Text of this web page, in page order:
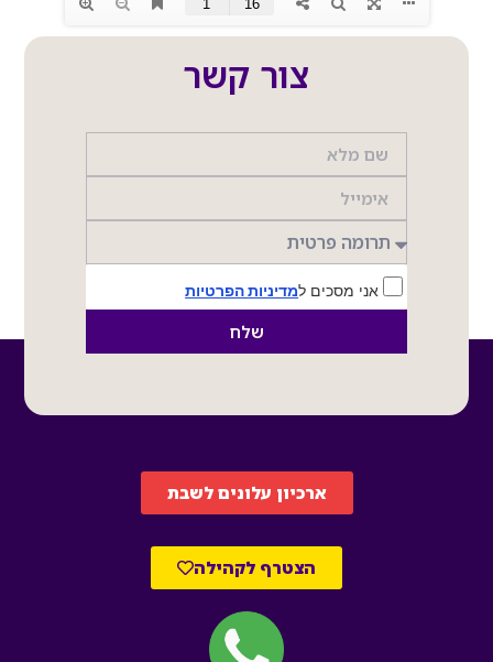
צור קשר
אני מסכים למדיניות הפרטיות
שלח
ארכיון עלונים לשבת
הצטרף לקהילה